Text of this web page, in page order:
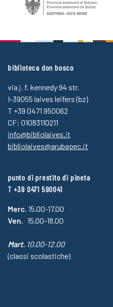
biblioteca don bosco
via j. f. kennedy 94 str.
I-39055 laives leifers (bz)
T +39 0471 950062
CF: 01083110211
info@bibliolaives.it
bibliolaives@arubapec.it
punto di prestito di pineta
T +39 0471 590041
Merc. 15.00-17.00
Ven.
15.00-18.00
Mart. 10.00-12.00
(classi scolastiche)